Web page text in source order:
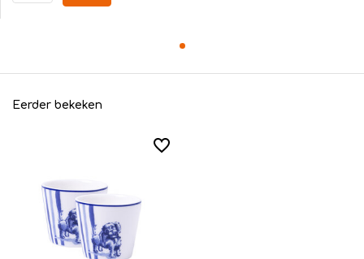
Eerder bekeken